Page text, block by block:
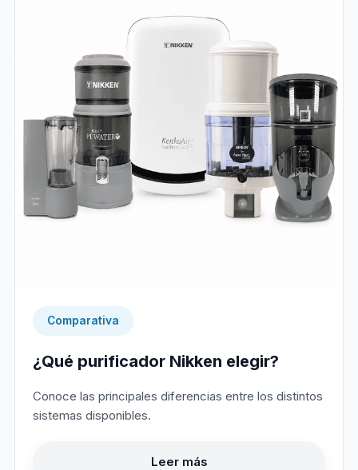
Comparativa
¿Qué purificador Nikken elegir?
Conoce las principales diferencias entre los distintos
sistemas disponibles.
Leer más